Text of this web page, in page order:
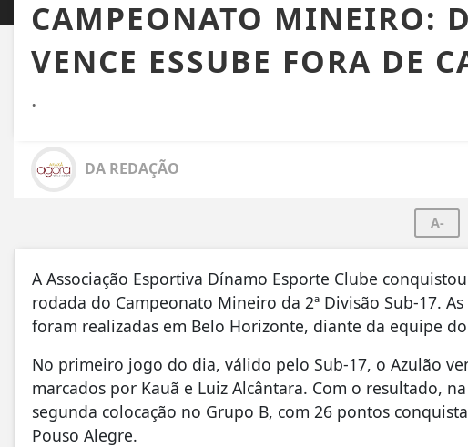
CAMPEONATO MINEIRO:
VENCE ESSUBE FORA DE
.
DA REDAÇÃO
A-
A Associação Esportiva Dínamo Esporte Clube
rodada do Campeonato Mineiro da 2ª Divisão Sub-17.
foram realizadas em Belo Horizonte, diante da equipe do
No primeiro jogo do dia, válido pelo Sub-17, o Azulão
marcados por Kauã e Luiz Alcântara. Com o resultado,
segunda colocação no Grupo B, com 26 pontos
Pouso Alegre.